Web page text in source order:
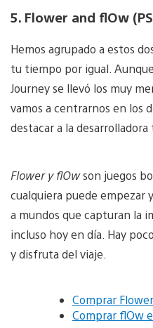
5. Flower and flOw
Hemos agrupado a estos
tu tiempo por igual.
Journey se llevó los muy
vamos a centrarnos en los
destacar a la
Flower y flOwson juegos
cualquiera puede
a mundos que capturan la
incluso hoy en día. Hay
y disfruta del viaje.
Comprar
Comprar flOw